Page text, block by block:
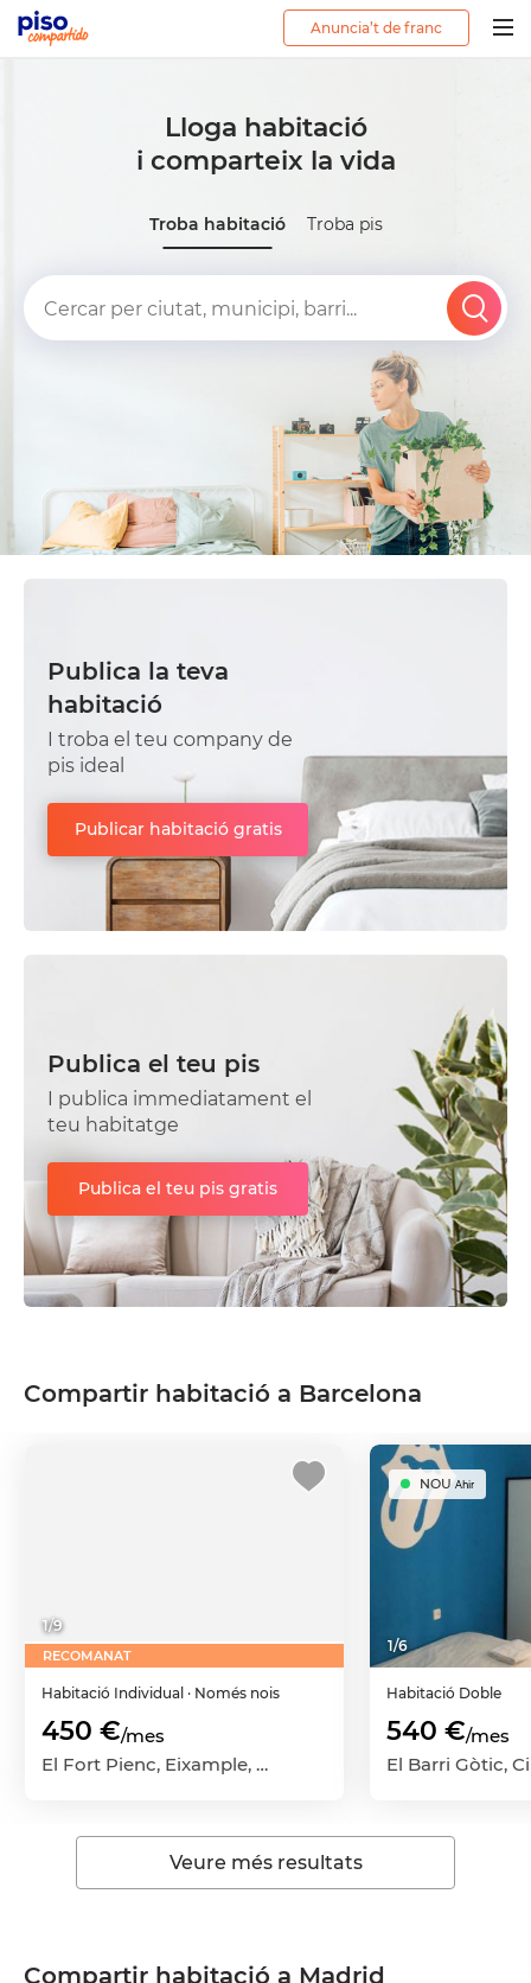
Anuncia’t de franc
Lloga habitació
i comparteix la vida
Troba habitació Troba pis
Publica la teva
habitació
I troba el teu company de
pis ideal
Publicar habitació gratis
Publica el teu pis
I publica immediatament el
teu habitatge
Publica el teu pis gratis
Compartir habitació a Barcelona
1/9
RECOMANAT
Habitació Individual · Només nois
450 €/mes
El Fort Pienc, Eixample, Barcelona Capital, Barcelona
1/6
NOUAhir
Habitació Doble
540 €/mes
Veure més resultats
Compartir habitació a Madrid